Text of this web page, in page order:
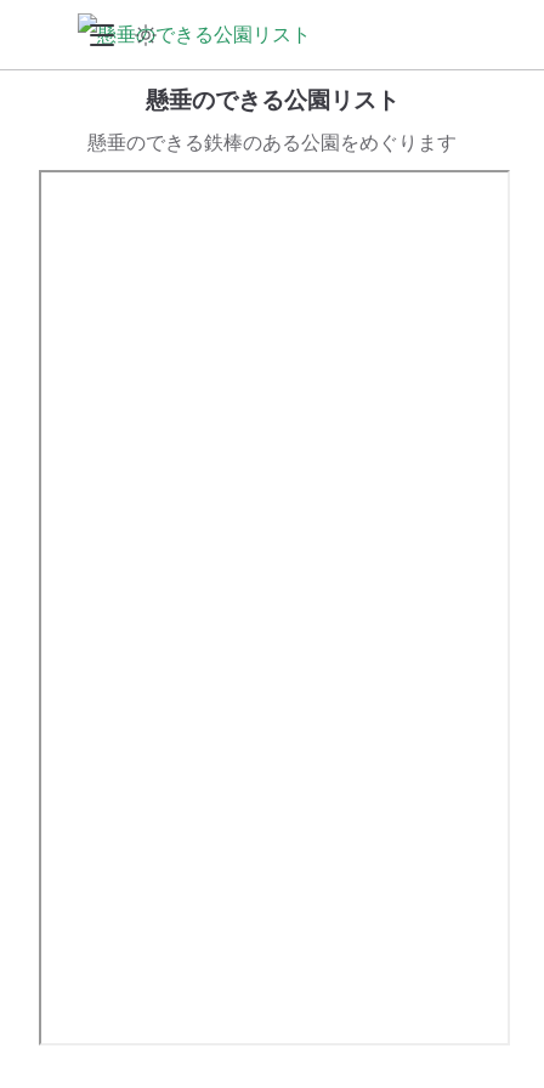
懸垂のできる公園リスト
懸垂のできる鉄棒のある公園をめぐります